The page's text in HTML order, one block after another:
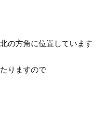
の方角に位置しています
りますので